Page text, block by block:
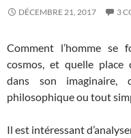
DÉCEMBRE 21, 2017 3
Comment l’homme se
cosmos, et quelle place
dans son imaginaire,
philosophique ou tout
Il est intéressant